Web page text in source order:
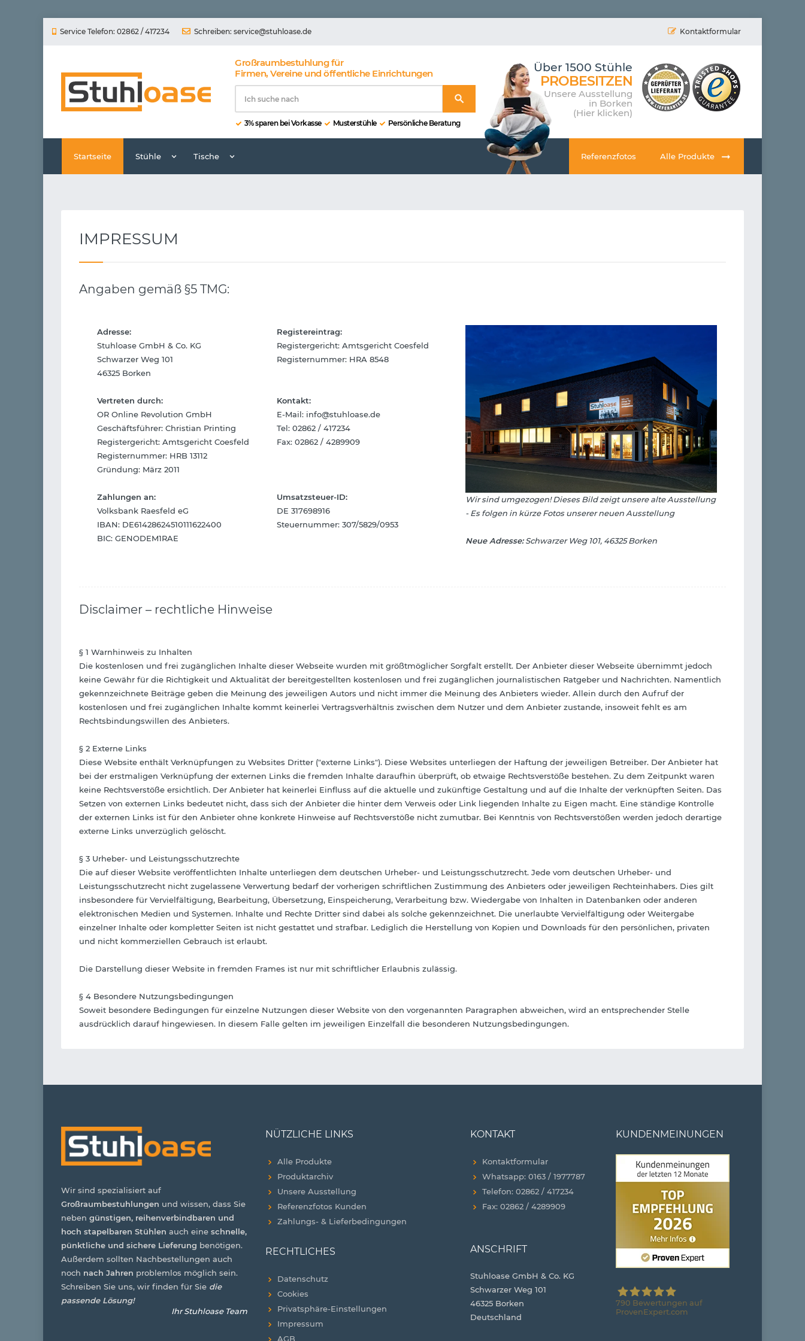
Service Telefon: 02862 / 417234 Schreiben: service@stuhloase.de Kontaktformular
Großraumbestuhlung für
Firmen, Vereine und öffentliche Einrichtungen
3% sparen bei Vorkasse Musterstühle Persönliche Beratung
Über 1500 Stühle
PROBESITZEN
Unsere Ausstellung
in Borken
(Hier klicken)
Startseite Stühle Tische Referenzfotos Alle Produkte
IMPRESSUM
Angaben gemäß §5 TMG:
Adresse:
Stuhloase GmbH & Co. KG
Schwarzer Weg 101
46325 Borken
Registereintrag:
Registergericht: Amtsgericht Coesfeld
Registernummer: HRA 8548
Vertreten durch:
OR Online Revolution GmbH
Geschäftsführer: Christian Printing
Registergericht: Amtsgericht Coesfeld
Registernummer: HRB 13112
Gründung: März 2011
Kontakt:
E-Mail: info@stuhloase.de
Tel: 02862 / 417234
Fax: 02862 / 4289909
Zahlungen an:
Volksbank Raesfeld eG
IBAN: DE61428624510111622400
BIC: GENODEM1RAE
Umsatzsteuer-ID:
DE 317698916
Steuernummer: 307/5829/0953
Wir sind umgezogen! Dieses Bild zeigt unsere alte Ausstellung
- Es folgen in kürze Fotos unserer neuen Ausstellung
Neue Adresse:Schwarzer Weg 101, 46325 Borken
Disclaimer – rechtliche Hinweise
§ 1 Warnhinweis zu Inhalten
Die kostenlosen und frei zugänglichen Inhalte dieser Webseite wurden mit größtmöglicher Sorgfalt erstellt. Der Anbieter dieser Webseite übernimmt jedoch
keine Gewähr für die Richtigkeit und Aktualität der bereitgestellten kostenlosen und frei zugänglichen journalistischen Ratgeber und Nachrichten. Namentlich
gekennzeichnete Beiträge geben die Meinung des jeweiligen Autors und nicht immer die Meinung des Anbieters wieder. Allein durch den Aufruf der
kostenlosen und frei zugänglichen Inhalte kommt keinerlei Vertragsverhältnis zwischen dem Nutzer und dem Anbieter zustande, insoweit fehlt es am
Rechtsbindungswillen des Anbieters.
§ 2 Externe Links
Diese Website enthält Verknüpfungen zu Websites Dritter ("externe Links"). Diese Websites unterliegen der Haftung der jeweiligen Betreiber. Der Anbieter hat
bei der erstmaligen Verknüpfung der externen Links die fremden Inhalte daraufhin überprüft, ob etwaige Rechtsverstöße bestehen. Zu dem Zeitpunkt waren
keine Rechtsverstöße ersichtlich. Der Anbieter hat keinerlei Einfluss auf die aktuelle und zukünftige Gestaltung und auf die Inhalte der verknüpften Seiten. Das
Setzen von externen Links bedeutet nicht, dass sich der Anbieter die hinter dem Verweis oder Link liegenden Inhalte zu Eigen macht. Eine ständige Kontrolle
der externen Links ist für den Anbieter ohne konkrete Hinweise auf Rechtsverstöße nicht zumutbar. Bei Kenntnis von Rechtsverstößen werden jedoch derartige
externe Links unverzüglich gelöscht.
§ 3 Urheber- und Leistungsschutzrechte
Die auf dieser Website veröffentlichten Inhalte unterliegen dem deutschen Urheber- und Leistungsschutzrecht. Jede vom deutschen Urheber- und
Leistungsschutzrecht nicht zugelassene Verwertung bedarf der vorherigen schriftlichen Zustimmung des Anbieters oder jeweiligen Rechteinhabers. Dies gilt
insbesondere für Vervielfältigung, Bearbeitung, Übersetzung, Einspeicherung, Verarbeitung bzw. Wiedergabe von Inhalten in Datenbanken oder anderen
elektronischen Medien und Systemen. Inhalte und Rechte Dritter sind dabei als solche gekennzeichnet. Die unerlaubte Vervielfältigung oder Weitergabe
einzelner Inhalte oder kompletter Seiten ist nicht gestattet und strafbar. Lediglich die Herstellung von Kopien und Downloads für den persönlichen, privaten
und nicht kommerziellen Gebrauch ist erlaubt.
Die Darstellung dieser Website in fremden Frames ist nur mit schriftlicher Erlaubnis zulässig.
§ 4 Besondere Nutzungsbedingungen
Soweit besondere Bedingungen für einzelne Nutzungen dieser Website von den vorgenannten Paragraphen abweichen, wird an entsprechender Stelle
ausdrücklich darauf hingewiesen. In diesem Falle gelten im jeweiligen Einzelfall die besonderen Nutzungsbedingungen.
Wir sind spezialisiert auf
Großraumbestuhlungen und wissen, dass Sie
neben günstigen, reihenverbindbaren und
hoch stapelbaren Stühlen auch eine schnelle,
pünktliche und sichere Lieferung benötigen.
Außerdem sollten Nachbestellungen auch
noch nach Jahren problemlos möglich sein.
Schreiben Sie uns, wir finden für Sie die
passende Lösung!
Ihr Stuhloase Team
NÜTZLICHE LINKS
Alle Produkte
Produktarchiv
Unsere Ausstellung
Referenzfotos Kunden
Zahlungs- & Lieferbedingungen
RECHTLICHES
Datenschutz
Cookies
Privatsphäre-Einstellungen
Impressum
AGB
KONTAKT
Kontaktformular
Whatsapp: 0163 / 1977787
Telefon: 02862 / 417234
Fax: 02862 / 4289909
ANSCHRIFT
Stuhloase GmbH & Co. KG
Schwarzer Weg 101
46325 Borken
Deutschland
KUNDENMEINUNGEN
790 Bewertungen auf
ProvenExpert.com